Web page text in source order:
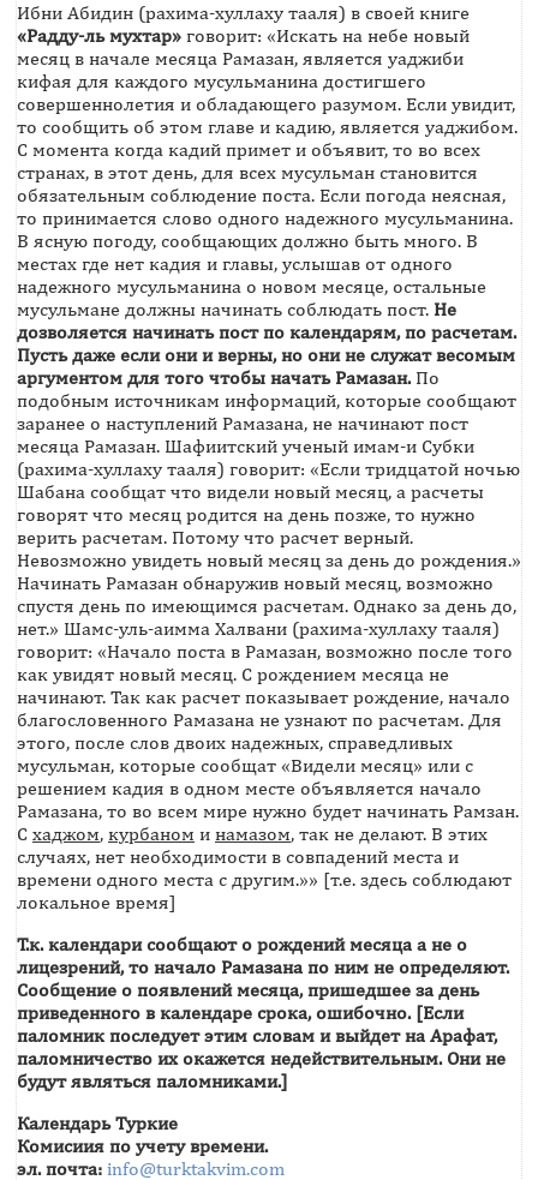
Ибни Абидин (рахима-хуллаху тааля) в своей книге
«Радду-ль мухтар» говорит: «Искать на небе новый
месяц в начале месяца Рамазан, является уаджиби
кифая для каждого мусульманина достигшего
совершеннолетия и обладающего разумом. Если увидит,
то сообщить об этом главе и кадию, является уаджибом.
С момента когда кадий примет и объявит, то во всех
странах, в этот день, для всех мусульман становится
обязательным соблюдение поста. Если погода неясная,
то принимается слово одного надежного мусульманина.
В ясную погоду, сообщающих должно быть много. В
местах где нет кадия и главы, услышав от одного
надежного мусульманина о новом месяце, остальные
мусульмане должны начинать соблюдать пост. Не
дозволяется начинать пост по календарям, по расчетам.
Пусть даже если они и верны, но они не служат весомым
аргументом для того чтобы начать Рамазан. По
подобным источникам информаций, которые сообщают
заранее о наступлений Рамазана, не начинают пост
месяца Рамазан. Шафиитский ученый имам-и Субки
(рахима-хуллаху тааля) говорит: «Если тридцатой ночью
Шабана сообщат что видели новый месяц, а расчеты
говорят что месяц родится на день позже, то нужно
верить расчетам. Потому что расчет верный.
Невозможно увидеть новый месяц за день до рождения.»
Начинать Рамазан обнаружив новый месяц, возможно
спустя день по имеющимся расчетам. Однако за день до,
нет.» Шамс-уль-аимма Халвани (рахима-хуллаху тааля)
говорит: «Начало поста в Рамазан, возможно после того
как увидят новый месяц. С рождением месяца не
начинают. Так как расчет показывает рождение, начало
благословенного Рамазана не узнают по расчетам. Для
этого, после слов двоих надежных, справедливых
мусульман, которые сообщат «Видели месяц» или с
решением кадия в одном месте объявляется начало
Рамазана, то во всем мире нужно будет начинать Рамзан.
С хаджом, курбаном и намазом, так не делают. В этих
случаях, нет необходимости в совпадений места и
времени одного места с другим.»» [т.е. здесь соблюдают
локальное время]
Т.к. календари сообщают о рождений месяца а не о
лицезрений, то начало Рамазана по ним не определяют.
Сообщение о появлений месяца, пришедшее за день
приведенного в календаре срока, ошибочно. [Если
паломник последует этим словам и выйдет на Арафат,
паломничество их окажется недействительным. Они не
будут являться паломниками.]
Календарь Туркие
Комисиия по учету времени.
эл. почта: info@turktakvim.com